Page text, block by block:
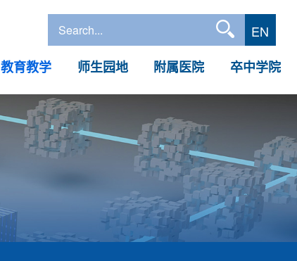
EN
教育教学 师生园地 附属医院 卒中学院